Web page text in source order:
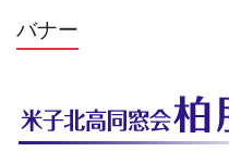
バナー